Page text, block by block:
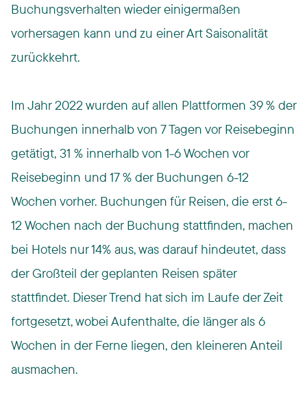
Buchungsverhalten wieder einigermaßen
vorhersagen kann und zu einer Art Saisonalität
zurückkehrt.
Im Jahr 2022 wurden auf allen Plattformen 39 % der
Buchungen innerhalb von 7 Tagen vor Reisebeginn
getätigt, 31 % innerhalb von 1-6 Wochen vor
Reisebeginn und 17 % der Buchungen 6-12
Wochen vorher. Buchungen für Reisen, die erst 6-
12 Wochen nach der Buchung stattfinden, machen
bei Hotels nur 14% aus, was darauf hindeutet, dass
der Großteil der geplanten Reisen später
stattfindet. Dieser Trend hat sich im Laufe der Zeit
fortgesetzt, wobei Aufenthalte, die länger als 6
Wochen in der Ferne liegen, den kleineren Anteil
ausmachen.